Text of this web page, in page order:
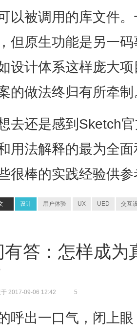
以被调用的库文件
但原生功能是另一
设计体系这样庞大
的做法终归有所牵制
去还是感到Sketch
用法解释的最为全
很棒的实践经验供参
设计 用户体验 UX UED 交互
有答：怎样成为
2017-09-06 12:42 5
呼出一口气，闭上